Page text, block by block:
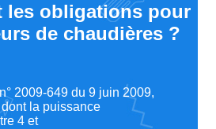
les obligations pour
de chaudières ?
2009-649 du 9 juin 2009,
la puissance
4 et